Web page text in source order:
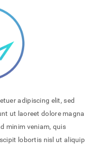
adipiscing elit, sed
ut laoreet dolore magna
minim veniam, quis
lobortis nisl ut aliquip